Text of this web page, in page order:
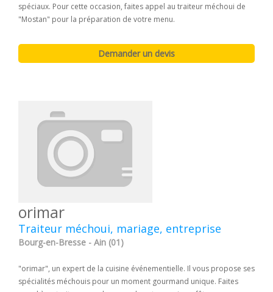
spéciaux. Pour cette occasion, faites appel au traiteur méchoui de
"Mostan" pour la préparation de votre menu.
orimar
Traiteur méchoui, mariage, entreprise
Bourg-en-Bresse - Ain (01)
"orimar", un expert de la cuisine événementielle. Il vous propose ses
spécialités méchouis pour un moment gourmand unique. Faites